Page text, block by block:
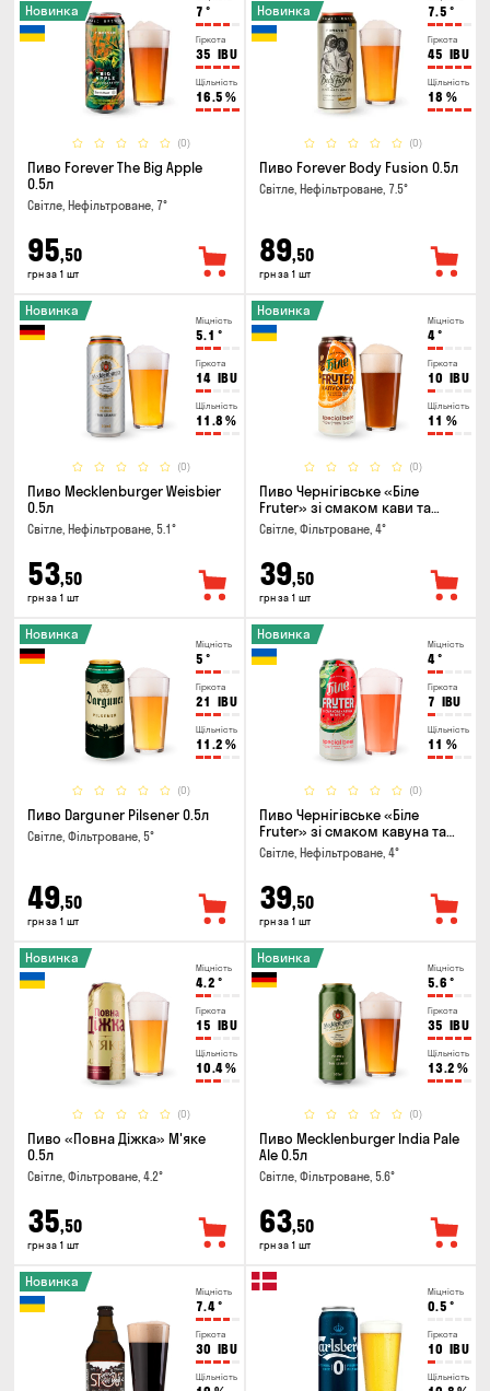
7 °
Гіркота
35 IBU
Щільність
16.5 %
(0)
Новинка
Пиво Forever The Big Apple
0.5л
Світле, Нефільтроване, 7°
95,50
грн за 1 шт
7.5 °
Гіркота
45 IBU
Щільність
18 %
(0)
Новинка
Пиво Forever Body Fusion 0.5л
Світле, Нефільтроване, 7.5°
89,50
грн за 1 шт
Міцність
5.1 °
Гіркота
14 IBU
Щільність
11.8 %
(0)
Новинка
Пиво Mecklenburger Weisbier
0.5л
Світле, Нефільтроване, 5.1°
53,50
грн за 1 шт
Міцність
4°
Гіркота
10 IBU
Щільність
11 %
(0)
Новинка
Пиво Чернігівське «Біле
Fruter» зі смаком кави та
апельсину 0.5л
Світле, Фільтроване, 4°
39,50
грн за 1 шт
Міцність
5 °
Гіркота
21 IBU
Щільність
11.2 %
(0)
Новинка
Пиво Darguner Pilsener 0.5л
Світле, Фільтроване, 5°
49,50
грн за 1 шт
Міцність
4°
Гіркота
7 IBU
Щільність
11 %
(0)
Новинка
Пиво Чернігівське «Біле
Fruter» зі смаком кавуна та
м'яти 0.5л
Світле, Нефільтроване, 4°
39,50
грн за 1 шт
Міцність
4.2 °
Гіркота
15 IBU
Щільність
10.4%
(0)
Новинка
Пиво «Повна Діжка» М'яке
0.5л
Світле, Фільтроване, 4.2°
35,50
грн за 1 шт
Міцність
5.6 °
Гіркота
35 IBU
Щільність
13.2 %
(0)
Новинка
Пиво Mecklenburger India Pale
Ale 0.5л
Світле, Фільтроване, 5.6°
63,50
грн за 1 шт
Міцність
7.4°
Гіркота
30 IBU
Щільність
Новинка
Міцність
0.5 °
Гіркота
10 IBU
Щільність